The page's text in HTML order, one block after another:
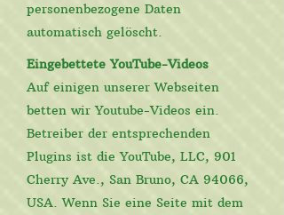
personenbezogene Daten
automatisch gelöscht.
Eingebettete YouTube-Videos
Auf einigen unserer Webseiten
betten wir Youtube-Videos ein.
Betreiber der entsprechenden
Plugins ist die YouTube, LLC, 901
Cherry Ave., San Bruno, CA 94066,
USA. Wenn Sie eine Seite mit dem